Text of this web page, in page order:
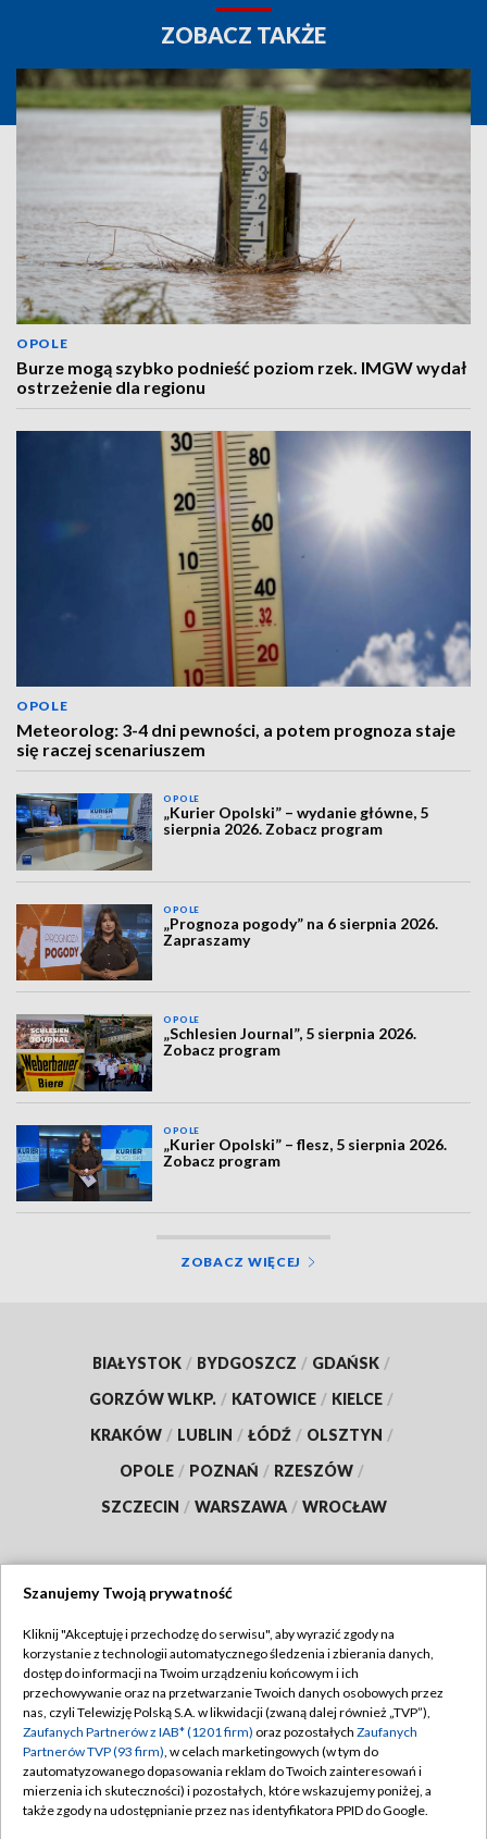
ZOBACZ TAKŻE
OPOLE
Burze mogą szybko podnieść poziom rzek. IMGW wydał
ostrzeżenie dla regionu
OPOLE
Meteorolog: 3-4 dni pewności, a potem prognoza staje
się raczej scenariuszem
OPOLE
„Kurier Opolski” – wydanie główne, 5
sierpnia 2026. Zobacz program
OPOLE
„Prognoza pogody” na 6 sierpnia 2026.
Zapraszamy
OPOLE
„Schlesien Journal”, 5 sierpnia 2026.
Zobacz program
OPOLE
„Kurier Opolski” – flesz, 5 sierpnia 2026.
Zobacz program
ZOBACZ WIĘCEJ
BIAŁYSTOK / BYDGOSZCZ / GDAŃSK /
GORZÓW WLKP. / KATOWICE / KIELCE /
KRAKÓW / LUBLIN / ŁÓDŹ / OLSZTYN /
OPOLE / POZNAŃ / RZESZÓW /
SZCZECIN / WARSZAWA / WROCŁAW
TVP
Abonament TVP
Emisja w TVP
Centrum informacji TVP
Naziemna Telewizja Cyfrowa
Regulamin TVP
Polityka prywatności
Moje zgody
Pomoc
Szanujemy Twoją prywatność
Kliknij "Akceptuję i przechodzę do serwisu", aby wyrazić zgody na
korzystanie z technologii automatycznego śledzenia i zbierania danych,
dostęp do informacji na Twoim urządzeniu końcowym i ich
przechowywanie oraz na przetwarzanie Twoich danych osobowych przez
nas, czyli Telewizję Polską S.A. w likwidacji (zwaną dalej również „TVP”),
Zaufanych Partnerów z IAB* (1201 firm) oraz pozostałych Zaufanych
Partnerów TVP (93 firm), w celach marketingowych (w tym do
zautomatyzowanego dopasowania reklam do Twoich zainteresowań i
mierzenia ich skuteczności) i pozostałych, które wskazujemy poniżej, a
także zgody na udostępnianie przez nas identyfikatora PPID do Google.